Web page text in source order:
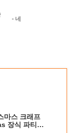
- 네
마스 크래프
장식 파티에